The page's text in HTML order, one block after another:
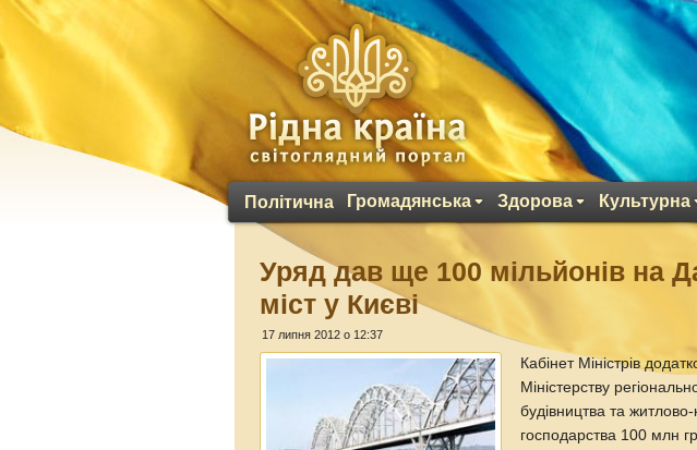
Політична Громадянська Здорова Культурна
Уряд дав ще 100 мільйонів на
міст у Києві
17 липня 2012 о 12:37
Кабінет Міністрів
Міністерству
будівництва та
господарства 100 млн